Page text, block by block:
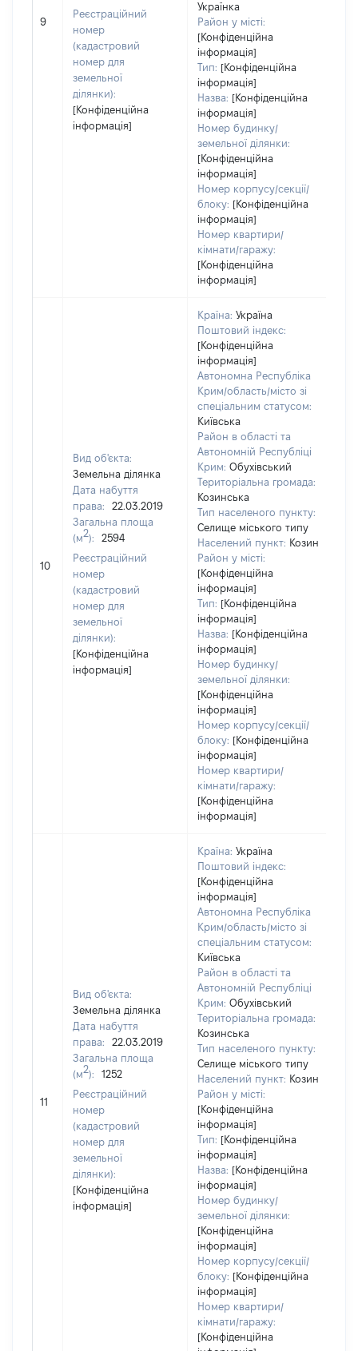
9
Реєстраційний
номер
(кадастровий
номер для
земельної
ділянки):
[Конфіденційна
інформація]
Українка
Район у місті:
[Конфіденційна
інформація]
Тип: [Конфіденційна
інформація]
Назва: [Конфіденційна
інформація]
Номер будинку/
земельної ділянки:
[Конфіденційна
інформація]
Номер корпусу/секції/
блоку: [Конфіденційна
інформація]
Номер квартири/
кімнати/гаражу:
[Конфіденційна
інформація]
10
Вид об'єкта:
Земельна ділянка
Дата набуття
права:
22.03.2019
Загальна площа
(м2):
2594
Реєстраційний
номер
(кадастровий
номер для
земельної
ділянки):
[Конфіденційна
інформація]
Країна: Україна
Поштовий індекс:
[Конфіденційна
інформація]
Автономна Республіка
Крим/область/місто зі
спеціальним статусом:
Київська
Район в області та
Автономній Республіці
Крим: Обухівський
Територіальна громада:
Козинська
Тип населеного пункту:
Селище міського типу
Населений пункт: Козин
Район у місті:
[Конфіденційна
інформація]
Тип: [Конфіденційна
інформація]
Назва: [Конфіденційна
інформація]
Номер будинку/
земельної ділянки:
[Конфіденційна
інформація]
Номер корпусу/секції/
блоку: [Конфіденційна
інформація]
Номер квартири/
кімнати/гаражу:
[Конфіденційна
інформація]
11
Вид об'єкта:
Земельна ділянка
Дата набуття
права:
22.03.2019
Загальна площа
(м2):
1252
Реєстраційний
номер
(кадастровий
номер для
земельної
ділянки):
[Конфіденційна
інформація]
Країна: Україна
Поштовий індекс:
[Конфіденційна
інформація]
Автономна Республіка
Крим/область/місто зі
спеціальним статусом:
Київська
Район в області та
Автономній Республіці
Крим: Обухівський
Територіальна громада:
Козинська
Тип населеного пункту:
Селище міського типу
Населений пункт: Козин
Район у місті:
[Конфіденційна
інформація]
Тип: [Конфіденційна
інформація]
Назва: [Конфіденційна
інформація]
Номер будинку/
земельної ділянки:
[Конфіденційна
інформація]
Номер корпусу/секції/
блоку: [Конфіденційна
інформація]
Номер квартири/
кімнати/гаражу:
[Конфіденційна